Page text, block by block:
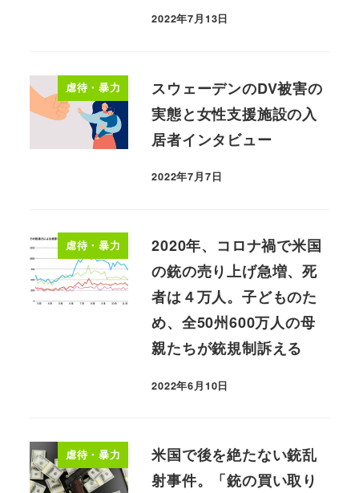
2022年7月13日
虐待・暴力
スウェーデンのDV被害の
実態と女性支援施設の入
居者インタビュー
2022年7月7日
虐待・暴力
2020年、コロナ禍で米国
の銃の売り上げ急増、死
者は４万人。子どものた
め、全50州600万人の母
親たちが銃規制訴える
2022年6月10日
虐待・暴力
米国で後を絶たない銃乱
射事件。「銃の買い取り